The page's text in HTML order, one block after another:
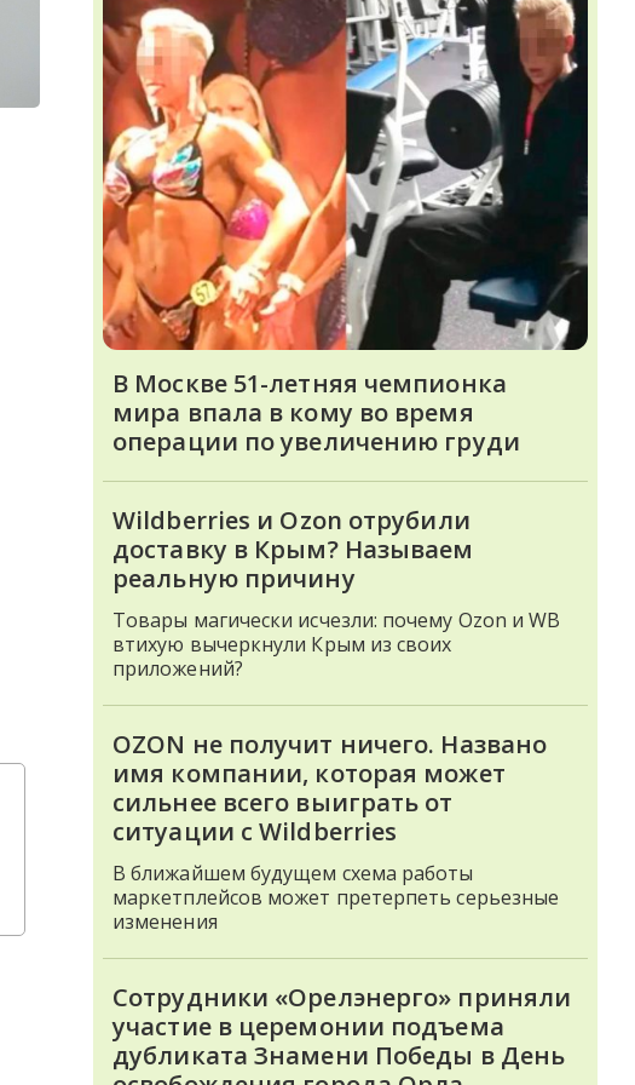
В Москве 51-летняя чемпионка
мира впала в кому во время
операции по увеличению груди
Wildberries и Ozon отрубили
доставку в Крым? Называем
реальную причину
Товары магически исчезли: почему Ozon и WB
втихую вычеркнули Крым из своих
приложений?
OZON не получит ничего. Названо
имя компании, которая может
сильнее всего выиграть от
ситуации с Wildberries
В ближайшем будущем схема работы
маркетплейсов может претерпеть серьезные
изменения
Сотрудники «Орелэнерго» приняли
участие в церемонии подъема
дубликата Знамени Победы в День